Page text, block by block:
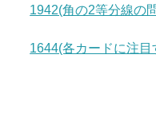
1942(角の2等分線の
1644(各カードに注目